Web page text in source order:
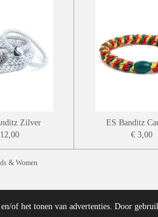
of het tonen van advertenties. Door
Zilver ES Banditz
€ 3,00
& Women